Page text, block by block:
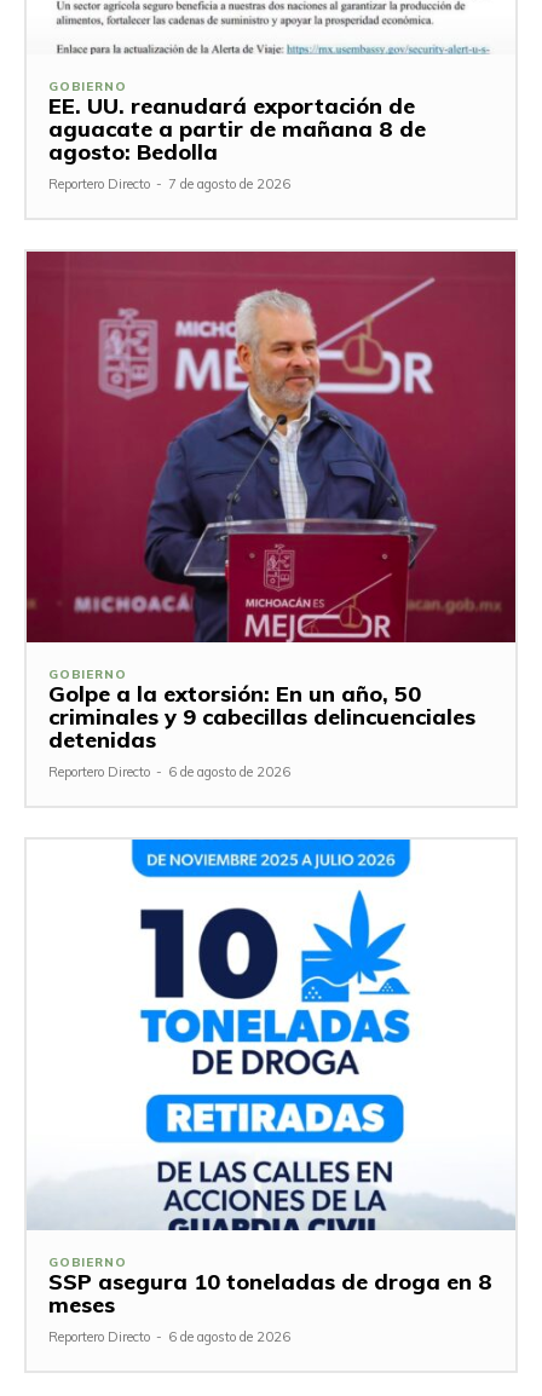
GOBIERNO
EE. UU. reanudará exportación de
aguacate a partir de mañana 8 de
agosto: Bedolla
Reportero Directo - 7 de agosto de 2026
GOBIERNO
Golpe a la extorsión: En un año, 50
criminales y 9 cabecillas delincuenciales
detenidas
Reportero Directo - 6 de agosto de 2026
GOBIERNO
SSP asegura 10 toneladas de droga en 8
meses
Reportero Directo - 6 de agosto de 2026